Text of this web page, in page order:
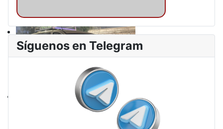
Síguenos en Telegram